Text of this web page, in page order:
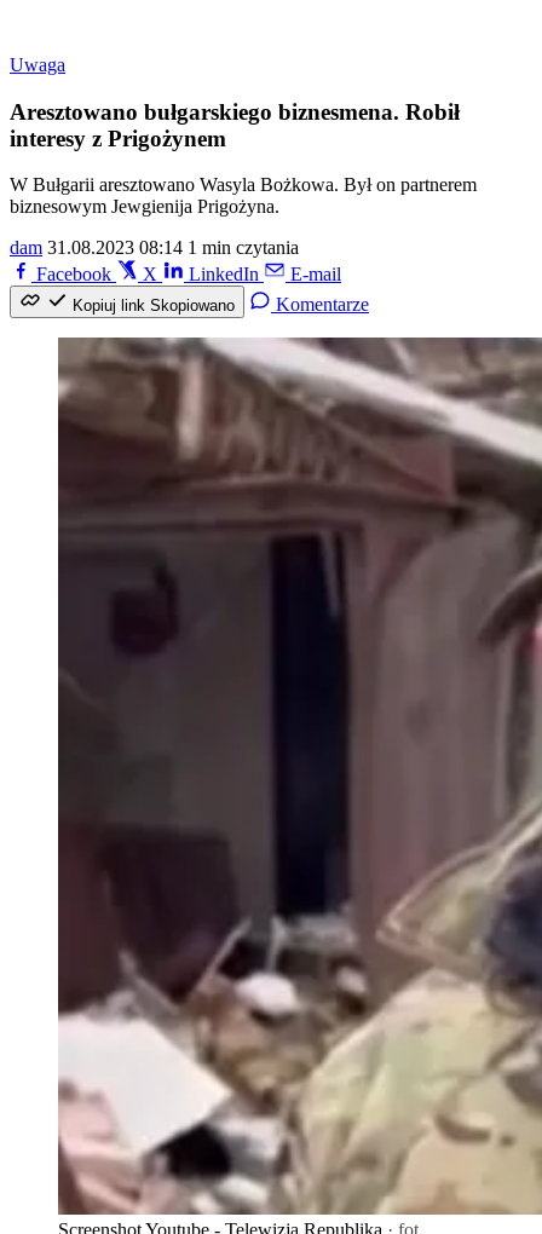
Uwaga
Aresztowano bułgarskiego biznesmena. Robił
interesy z Prigożynem
W Bułgarii aresztowano Wasyla Bożkowa. Był on partnerem
biznesowym Jewgienija Prigożyna.
dam 31.08.2023 08:14 1 min czytania
Facebook
X LinkedIn E-mail
Kopiuj link Skopiowano Komentarze